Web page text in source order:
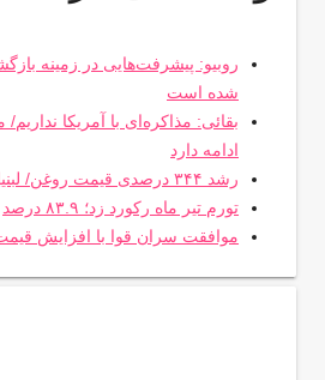
روبیو: پیشرفت‌هایی در زمینه
شده است
بقائی: مذاکره‌ای با آمریکا
ادامه دارد
رشد ۳۴۴ درصدی قیمت روغن/ لبنیات چقدر گران شد؟
تورم تیر ماه رکورد زد؛ ۸۳.۹ درصد
موافقت سران قوا با افزایش